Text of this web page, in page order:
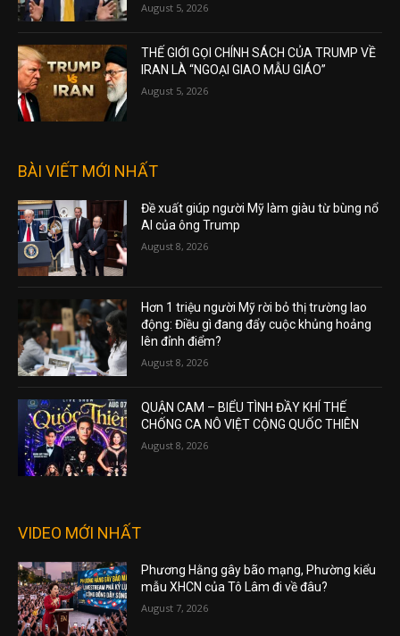
August 5, 2026
THẾ GIỚI GỌI CHÍNH SÁCH CỦA TRUMP VỀ
IRAN LÀ “NGOẠI GIAO MẪU GIÁO”
August 5, 2026
BÀI VIẾT MỚI NHẤT
Đề xuất giúp người Mỹ làm giàu từ bùng nổ
AI của ông Trump
August 8, 2026
Hơn 1 triệu người Mỹ rời bỏ thị trường lao
động: Điều gì đang đẩy cuộc khủng hoảng
lên đỉnh điểm?
August 8, 2026
QUẬN CAM – BIỂU TÌNH ĐẦY KHÍ THẾ
CHỐNG CA NÔ VIỆT CỘNG QUỐC THIÊN
August 8, 2026
VIDEO MỚI NHẤT
Phương Hằng gây bão mạng, Phường kiểu
mẫu XHCN của Tô Lâm đi về đâu?
August 7, 2026